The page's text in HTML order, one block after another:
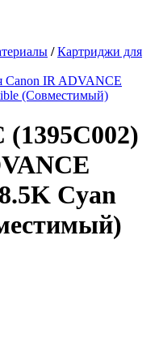
/ Картриджи для
Cyan